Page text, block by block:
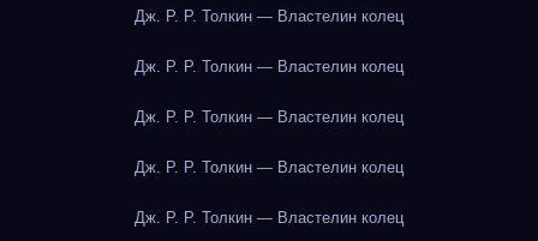
Дж. Р. Р. Толкин — Властелин колец
Дж. Р. Р. Толкин — Властелин колец
Дж. Р. Р. Толкин — Властелин колец
Дж. Р. Р. Толкин — Властелин колец
Дж. Р. Р. Толкин — Властелин колец